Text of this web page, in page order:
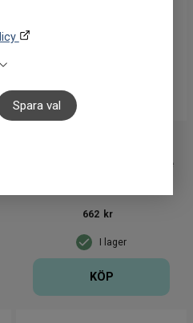
Spara val
NXT LVL Methylene Blue
I lager
662 kr
KÖP